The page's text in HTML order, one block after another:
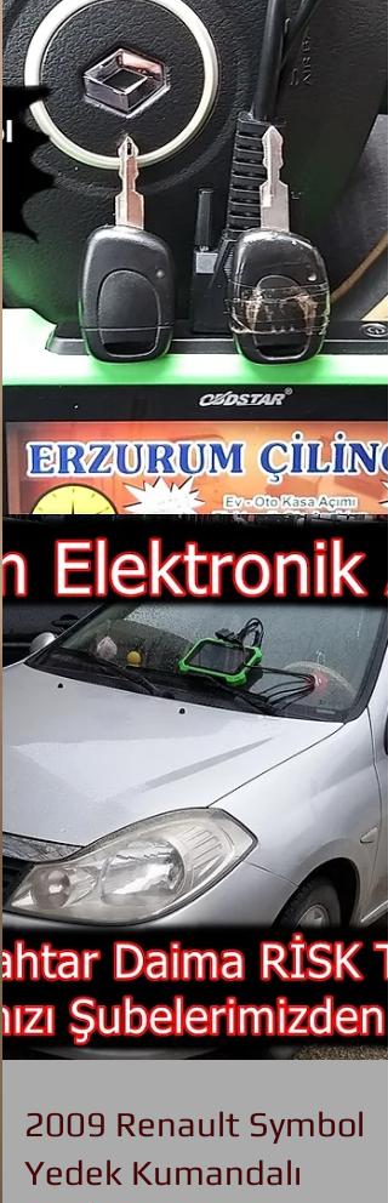
İmmobilizer Anahtar
Yapımı
2011 Peugeot Partner İmmobilizer Anahtar
Yapımı